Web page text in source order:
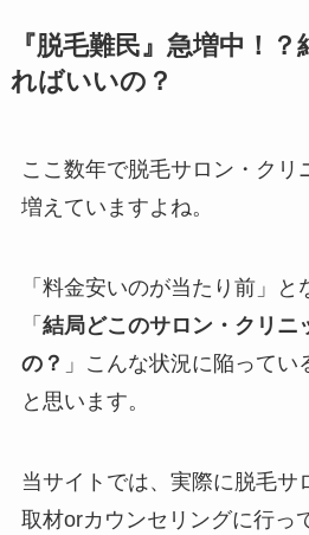
『脱毛難民』急増中！
ればいいの？
ここ数年で脱毛サロン・クリ
増えていますよね。
「料金安いのが当たり前」
「 結局どこのサロン・クリニ
の？ 」こんな状況に陥ってい
と思います。
当サイトでは、実際に脱毛サ
取材orカウンセリングに行っ